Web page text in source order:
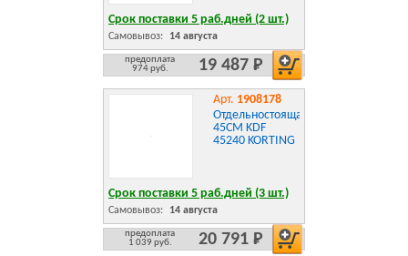
Срок поставки 5 раб.дней (2 шт.)
Самовывоз: 14 августа
предоплата
974 руб.
19 487 Р
Арт. 1908178
Отдельностоящая
45СМ KDF
45240 KORTING
Срок поставки 5 раб.дней (3 шт.)
Самовывоз: 14 августа
предоплата
1 039 руб.
20 791 Р